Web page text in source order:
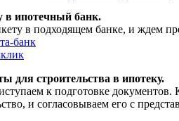
в ипотечный банк.
в подходящем банке, и ждем
банк
для строительства в ипотеку.
к подготовке
и согласовываем его с